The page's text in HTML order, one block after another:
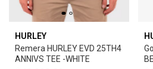
HURLEY
Remera HURLEY EVD 25TH4
ANNIVS TEE -WHITE